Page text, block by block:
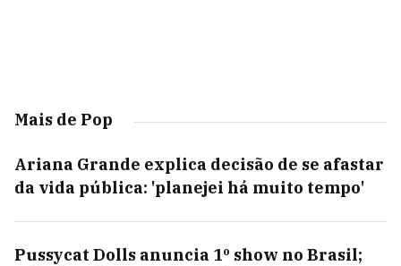
Mais de Pop
Ariana Grande explica decisão de se afastar
da vida pública: 'planejei há muito tempo'
Pussycat Dolls anuncia 1º show no Brasil;